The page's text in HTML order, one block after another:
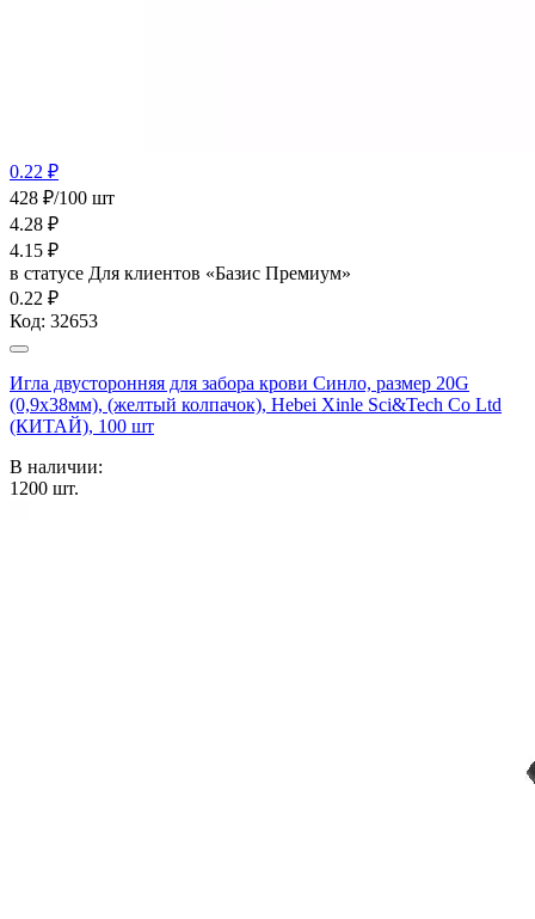
0.22 ₽
428 ₽/100 шт
4.28 ₽
4.15 ₽
в статусе Для клиентов «Базис Премиум»
0.22 ₽
Код: 32653
Игла двусторонняя для забора крови Синло, размер 20G
(0,9х38мм), (желтый колпачок), Hebei Xinle Sci&Tech Co Ltd
(КИТАЙ), 100 шт
В наличии:
1200 шт.